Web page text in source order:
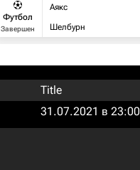
Футбол
Завершен
Аякс
Шелбурн
Title
31.07.2021 в 23:00